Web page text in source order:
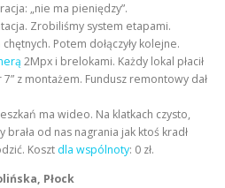
„nie ma pieniędzy”.
Zrobiliśmy system etapami.
Potem dołączyły kolejne.
2Mpx i brelokami. Każdy lokal płacił
z montażem. Fundusz remontowy dał
ma wideo. Na klatkach czysto,
brała od nas nagrania jak ktoś kradł
Koszt dla wspólnoty: 0 zł.
Płock